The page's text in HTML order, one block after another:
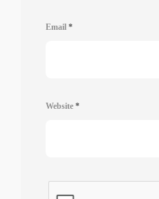
Email *
Website *